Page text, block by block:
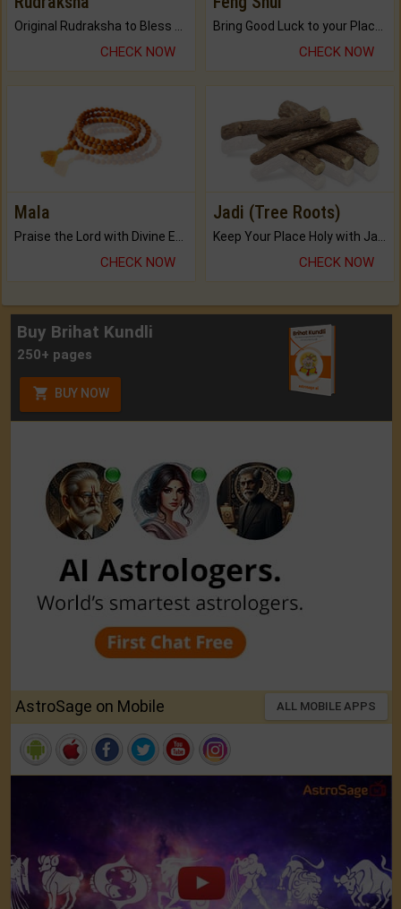
CHECK NOW CHECK NOW
Mala
CHECK NOW
Jadi (Tree Roots)
CHECK NOW
Buy Brihat Kundli
250+ pages
BUY NOW
AstroSage on Mobile ALL MOBILE APPS